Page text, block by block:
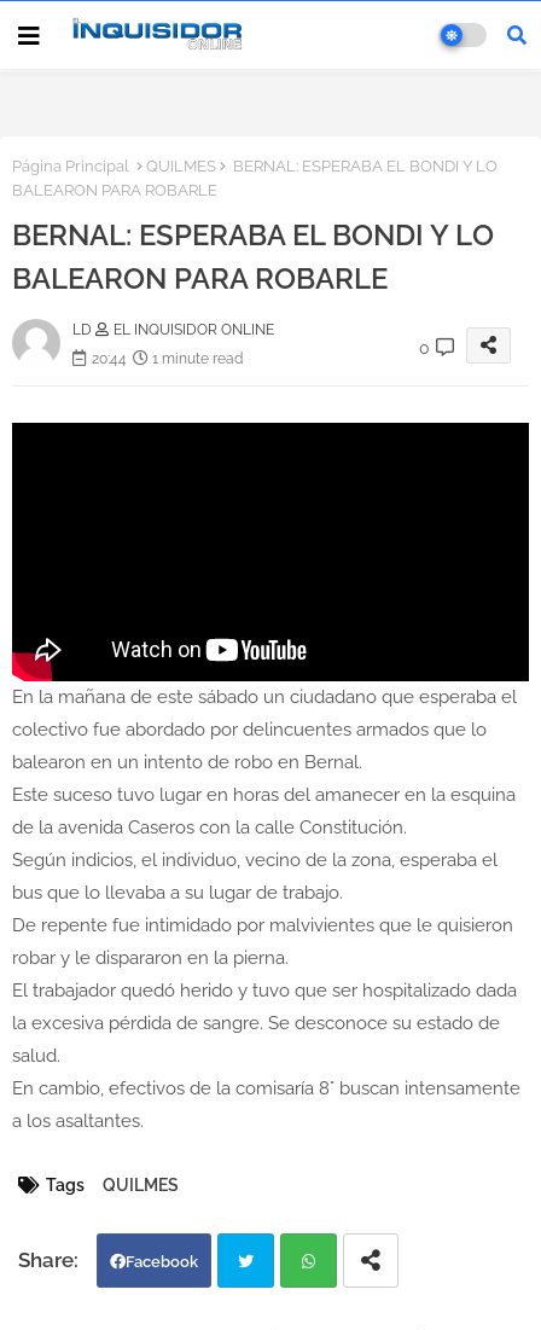
Página Principal QUILMES
BERNAL: ESPERABA EL BONDI Y LO
BALEARON PARA ROBARLE
BERNAL: ESPERABA EL BONDI Y LO
BALEARON PARA ROBARLE
LD
EL INQUISIDOR ONLINE
20:44
1 minute read
0
En la mañana de este sábado un ciudadano que esperaba el
colectivo fue abordado por delincuentes armados que lo
balearon en un intento de robo en Bernal.
Este suceso tuvo lugar en horas del amanecer en la esquina
de la avenida Caseros con la calle Constitución.
Según indicios, el individuo, vecino de la zona, esperaba el
bus que lo llevaba a su lugar de trabajo.
De repente fue intimidado por malvivientes que le quisieron
robar y le dispararon en la pierna.
El trabajador quedó herido y tuvo que ser hospitalizado dada
la excesiva pérdida de sangre. Se desconoce su estado de
salud.
En cambio, efectivos de la comisaría 8° buscan intensamente
a los asaltantes.
Tags QUILMES
Facebook